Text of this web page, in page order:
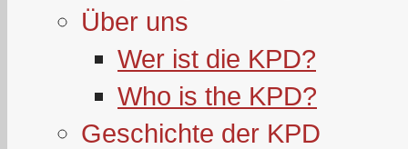
Über uns
Wer ist die KPD?
Who is the KPD?
Geschichte der KPD